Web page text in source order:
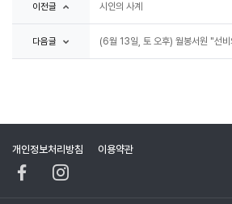
이전글 시인의 사계
다음글
개인정보처리방침 이용약관